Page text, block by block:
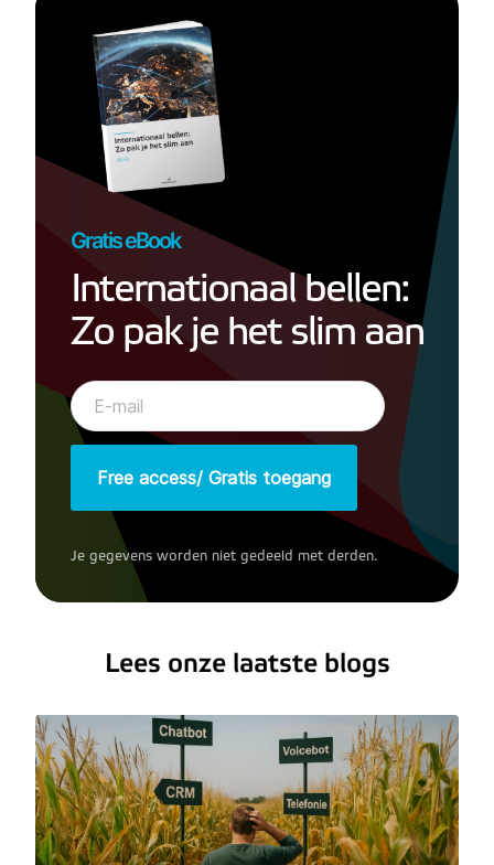
Gratis eBook
Internationaal bellen:
Zo pak je het slim aan
Free access/ Gratis toegang
Je gegevens worden niet gedeeld met derden.
Lees onze laatste blogs